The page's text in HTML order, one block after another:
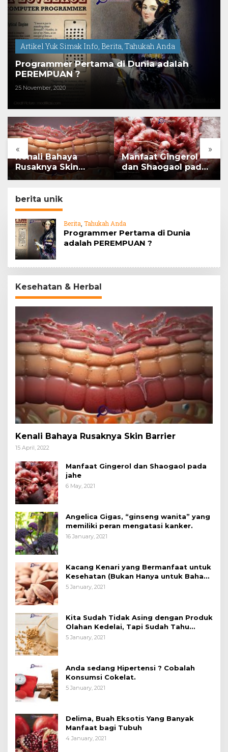
Artikel Yuk Simak Info, Berita, Tahukah Anda
Programmer Pertama di Dunia adalah
PEREMPUAN ?
25 November, 2020
« »
Kenali Bahaya
Rusaknya Skin
Barrier
Manfaat Gingerol
dan Shaogaol pada
berita unik
Berita Tahukah Anda
Programmer Pertama di Dunia
adalah PEREMPUAN ?
Kesehatan & Herbal
Kenali Bahaya Rusaknya Skin Barrier
15 April, 2022
Manfaat Gingerol dan Shaogaol pada
jahe
6 May, 2021
Angelica Gigas, “ginseng wanita” yang
memiliki peran mengatasi kanker.
16 January, 2021
Kacang Kenari yang Bermanfaat untuk
Kesehatan (Bukan Hanya untuk Bahan
Kue)
5 January, 2021
Kita Sudah Tidak Asing dengan Produk
Olahan Kedelai, Tapi Sudah Tahu
Manfaatnya untuk Kesehatan?
5 January, 2021
Anda sedang Hipertensi ? Cobalah
Konsumsi Cokelat.
5 January, 2021
Delima, Buah Eksotis Yang Banyak
Manfaat bagi Tubuh
4 January, 2021